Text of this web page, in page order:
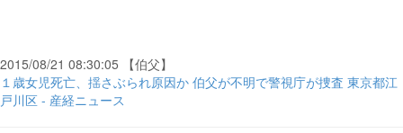
2015/08/21 08:30:05 【伯父】
１歳女児死亡、揺さぶられ原因か 伯父が不明で警視庁が捜査 東京都江
戸川区 - 産経ニュース